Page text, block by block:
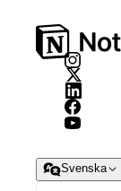
Svenska